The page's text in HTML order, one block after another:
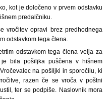
kot je določeno v prvem odstavku
predalčniku.
vročitev opravi brez predhodnega
odstavkom tega člena.
odstavkom tega člena velja za
bila pošiljka puščena v hišnem
na pošiljki in sporočilu, ki
razen če se vroča v poštni
ter se podpiše. Naslovnik mora